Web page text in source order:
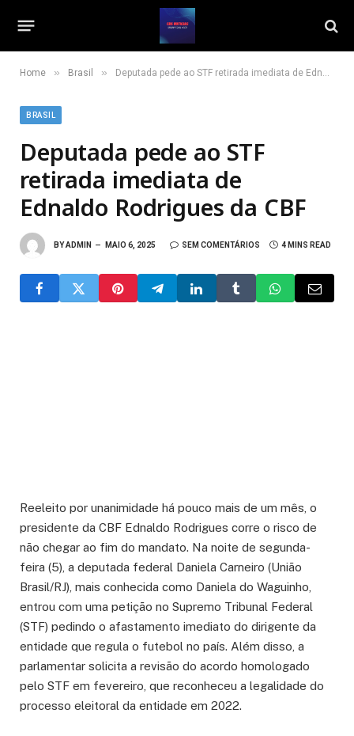
Home » Brasil » Deputada pede ao STF retirada imediata de Ednaldo Rodrigues da CBF
BRASIL
Deputada pede ao STF
retirada imediata de
Ednaldo Rodrigues da CBF
BYADMIN MAIO 6, 2025 SEM COMENTÁRIOS 4 MINS READ
Reeleito por unanimidade há pouco mais de um mês, o
presidente da CBF Ednaldo Rodrigues corre o risco de
não chegar ao fim do mandato. Na noite de segunda-
feira (5), a deputada federal Daniela Carneiro (União
Brasil/RJ), mais conhecida como Daniela do Waguinho,
entrou com uma petição no Supremo Tribunal Federal
(STF) pedindo o afastamento imediato do dirigente da
entidade que regula o futebol no país. Além disso, a
parlamentar solicita a revisão do acordo homologado
pelo STF em fevereiro, que reconheceu a legalidade do
processo eleitoral da entidade em 2022.